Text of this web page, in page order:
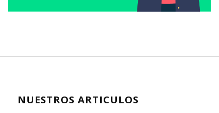
NUESTROS ARTICULOS